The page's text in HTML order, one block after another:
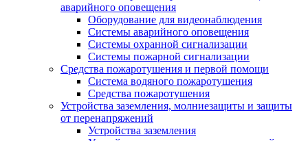
аварийного оповещения
Оборудование для видеонаблюдения
Системы аварийного оповещения
Системы охранной сигнализации
Системы пожарной сигнализации
Средства пожаротушения и первой помощи
Система водяного пожаротушения
Средства пожаротушения
Устройства заземления, молниезащиты и защиты
от перенапряжений
Устройства заземления